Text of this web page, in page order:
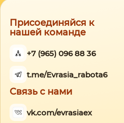
Присоединяйся к
нашей команде
+7 (965) 096 88 36
t.me/Evrasia_rabota6
Связь с нами
vk.com/evrasiaex